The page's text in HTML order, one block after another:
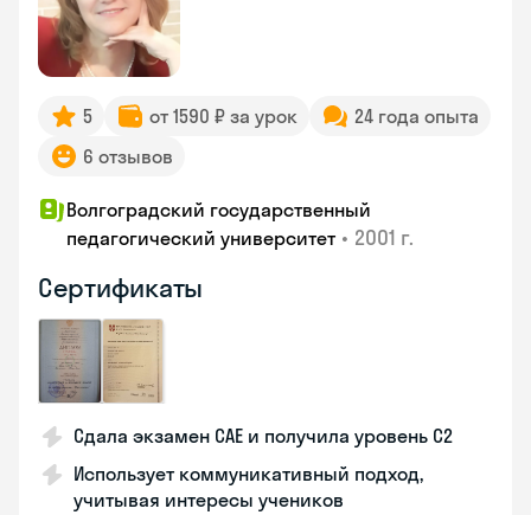
5 от 1590 ₽ за урок
24 года опыта
6 отзывов
Волгоградский государственный
педагогический университет • 2001 г.
Сертификаты
Сдала экзамен CAE и получила уровень С2
Использует коммуникативный подход,
учитывая интересы учеников